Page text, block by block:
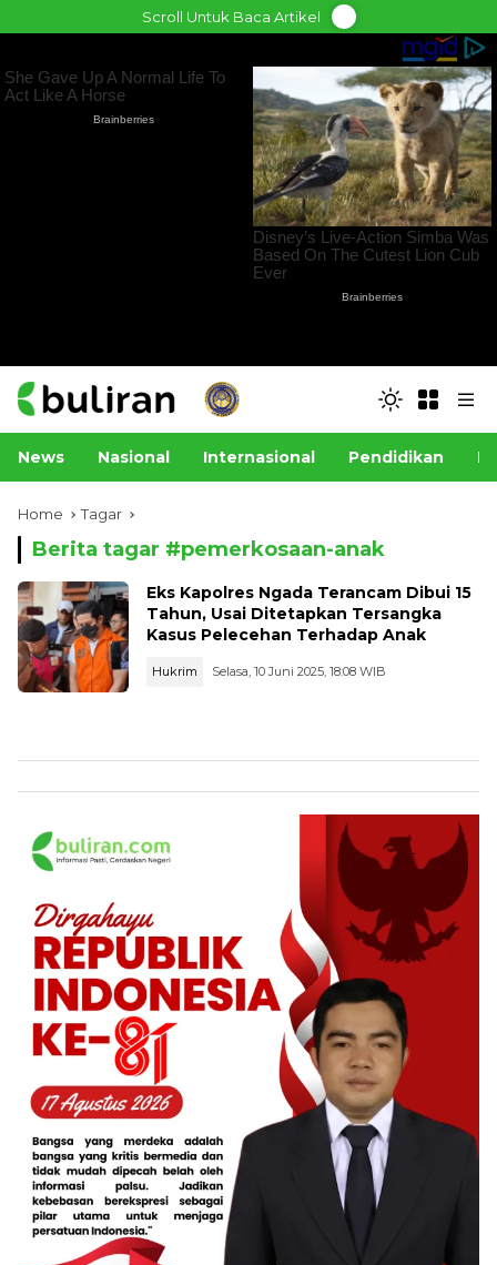
to
Scroll Untuk Baca Artikel
News Nasional Internasional Pendidikan
Home Tagar
Berita tagar #pemerkosaan-anak
Eks Kapolres Ngada Terancam Dibui 15
Tahun, Usai Ditetapkan Tersangka
Kasus Pelecehan Terhadap Anak
Hukrim Selasa, 10 Juni 2025, 18:08 WIB